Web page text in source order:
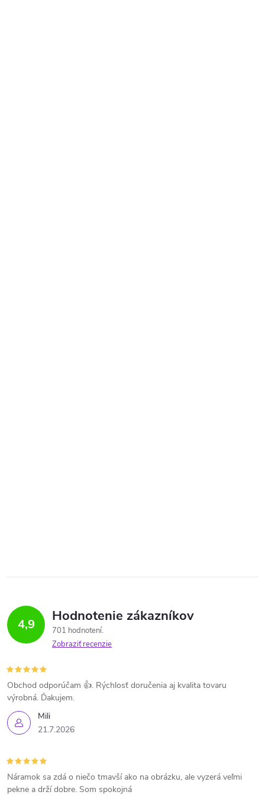
4,9 Hodnotenie zákazníkov
701 hodnotení
Zobraziť recenzie
Mili
21.7.2026
Obchod odporúčam 👍. Rýchlosť doručenia aj kvalita tovaru
výrobná. Ďakujem.
Náramok sa zdá o niečo tmavší ako na obrázku, ale vyzerá veľmi
pekne a drží dobre. Som spokojná